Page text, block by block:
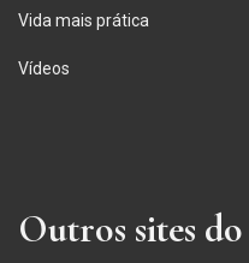
Vida mais prática
Vídeos
Outros sites